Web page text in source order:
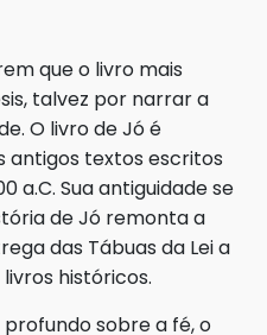
que o livro mais
talvez por narrar a
O livro de Jó é
antigos textos escritos
a.C. Sua antiguidade se
de Jó remonta a
das Tábuas da Lei a
históricos.
sobre a fé, o